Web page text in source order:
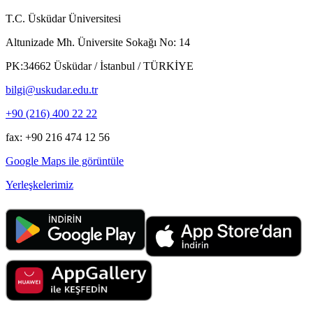
T.C. Üsküdar Üniversitesi
Altunizade Mh. Üniversite Sokağı No: 14
PK:34662 Üsküdar / İstanbul / TÜRKİYE
bilgi@uskudar.edu.tr
+90 (216) 400 22 22
fax: +90 216 474 12 56
Google Maps ile görüntüle
Yerleşkelerimiz